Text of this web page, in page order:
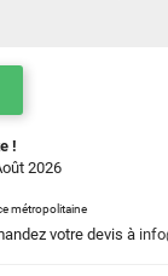
!
2026
métropolitaine
votre devis à